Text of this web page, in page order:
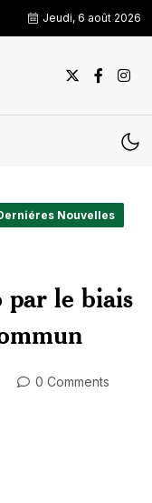
Jeudi, 6 août 2026
Nouvelles
par le biais
0 Comments